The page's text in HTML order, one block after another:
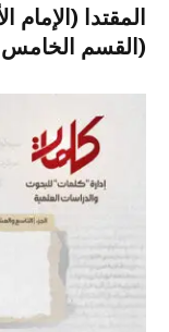
المقتدا (الإمام
(القسم